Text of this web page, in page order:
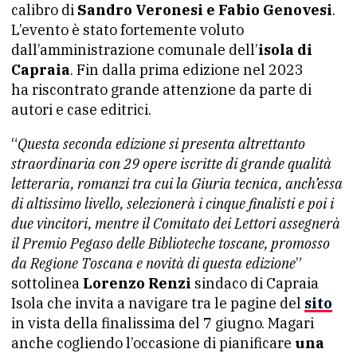
calibro di Sandro Veronesi e Fabio Genovesi.
L’evento è stato fortemente voluto
dall’amministrazione comunale dell’isola di
Capraia. Fin dalla prima edizione nel 2023
ha riscontrato grande attenzione da parte di
autori e case editrici.
“Questa seconda edizione si presenta altrettanto
straordinaria con 29 opere iscritte di grande qualità
letteraria, romanzi tra cui la Giuria tecnica, anch’essa
di altissimo livello, selezionerà i cinque finalisti e poi i
due vincitori, mentre il Comitato dei Lettori assegnerà
il Premio Pegaso delle Biblioteche toscane, promosso
da Regione Toscana e novità di questa edizione”
sottolinea Lorenzo Renzi sindaco di Capraia
Isola che invita a navigare tra le pagine del sito
in vista della finalissima del 7 giugno. Magari
anche cogliendo l’occasione di pianificare una